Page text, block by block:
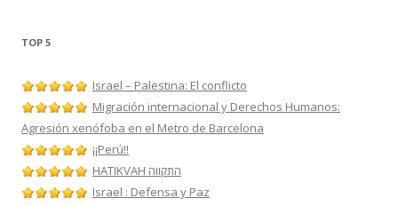
TOP 5
Israel – Palestina: El conflicto
Migración internacional y Derechos Humanos:
Agresión xenófoba en el Metro de Barcelona
¡¡Perú!!
HATIKVAH התקווה
Israel : Defensa y Paz